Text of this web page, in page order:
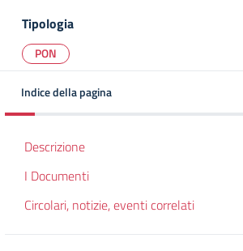
Tipologia
PON
Indice della pagina
Descrizione
I Documenti
Circolari, notizie, eventi correlati